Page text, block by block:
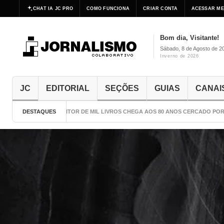
CHAT IA JC PRO COMO FUNCIONA CRIAR CONTA ACESSAR
Bom dia, Visitante!
Sábado, 8 de Agosto de
Inverno de 2026
JC EDITORIAL SEÇÕES GUIAS
DESTAQUES
O ESCRITOR DE MIL LIVROS CHEGA AOS 80 ANOS CERCADO POR